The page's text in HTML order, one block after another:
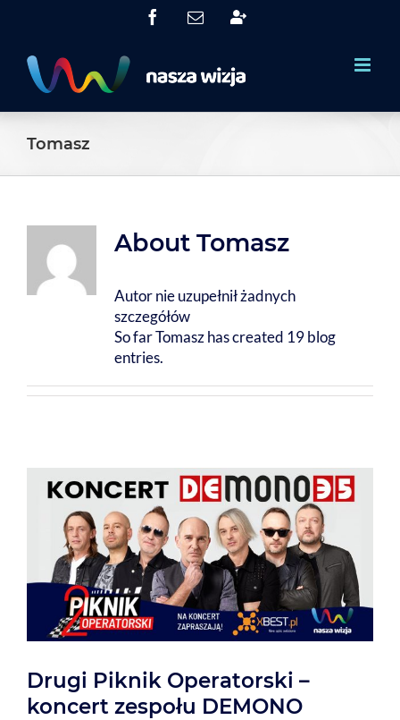
FacebookEmailSystem
(SOP)
Tomasz
About Tomasz
Autor nie uzupełnił żadnych
szczegółów
So far Tomasz has created 19 blog
entries.
Drugi Piknik Operatorski –
koncert zespołu DEMONO